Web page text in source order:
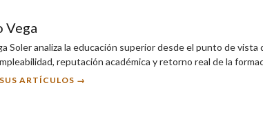
Vega
Soler analiza la educación superior desde el punto de
reputación académica y retorno real de la
ARTÍCULOS →